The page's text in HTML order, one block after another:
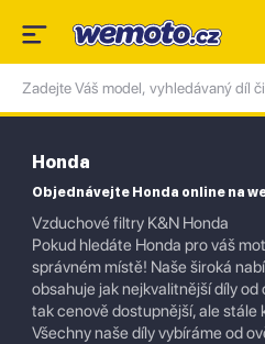
Honda
Objednávejte Honda online na
Vzduchové filtry K&N Honda
Pokud hledáte Honda pro váš
správném místě! Naše široká
obsahuje jak nejkvalitnější díly
tak cenově dostupnější, ale stále
Všechny naše díly vybíráme od